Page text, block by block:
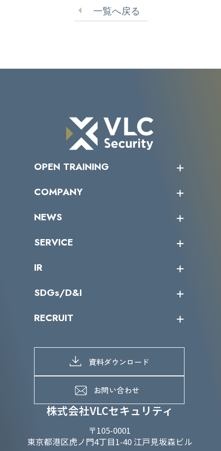
一覧へ戻る
株式会社VLCセキュリティ
〒105-0001
東京都港区虎ノ門4丁目1-40 江戸見坂森ビル
OPEN TRAINING
受講者の声
COMPANY
トップメッセージ
ミッション／ビジョン
パートナー企業一覧
NEWS
サイバーニュース
SERVICE
カテゴリー別サービス一覧
IR
IRカレンダー
IRライブラリー
よくあるご質問
SDGs/D&I
当グループのマテリアリティ
SDGs推進体制
D&Iの取り組み
RECRUIT
募集職種一覧
メッセージ
メンバーインタビュー
資料ダウンロード
お問い合わせ